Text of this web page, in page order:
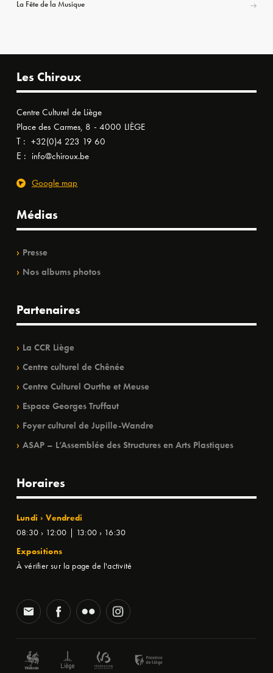
La Fête de la Musique
Les Chiroux
Centre Culturel de Liège
Place des Carmes, 8 - 4000 LIÈGE
T : +32(0)4 223 19 60
E : info@chiroux.be
Google map
Médias
Presse
Nos albums photos
Partenaires
La CCR Liège
Centre culturel de Chênée
Centre Culturel Ourthe et Meuse
Espace Georges Truffaut
Foyer culturel de Jupille-Wandre
ASAP – L’Assemblée des Structures en Arts Plastiques
Horaires
Lundi › Vendredi
08:30 › 12:00 | 13:00 › 16:30
Expositions
À vérifier sur la page de l'activité